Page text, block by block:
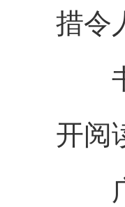
措令
书
开阅
广